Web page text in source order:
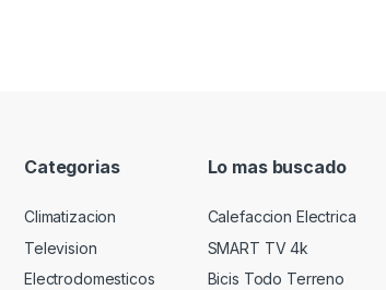
Categorias
Climatizacion
Television
Electrodomesticos
Lo mas buscado
Calefaccion Electrica
SMART TV 4k
Bicis Todo Terreno